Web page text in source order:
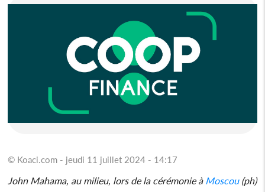
© Koaci.com - jeudi 11 juillet 2024 - 14:17
John Mahama, au milieu, lors de la cérémonie àMoscou(ph)